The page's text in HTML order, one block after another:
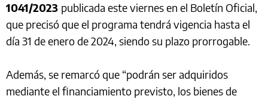
1041/2023 publicada este viernes en el Boletín Oficial,
que precisó que el programa tendrá vigencia hasta el
día 31 de enero de 2024, siendo su plazo prorrogable.
Además, se remarcó que “podrán ser adquiridos
mediante el financiamiento previsto, los bienes de